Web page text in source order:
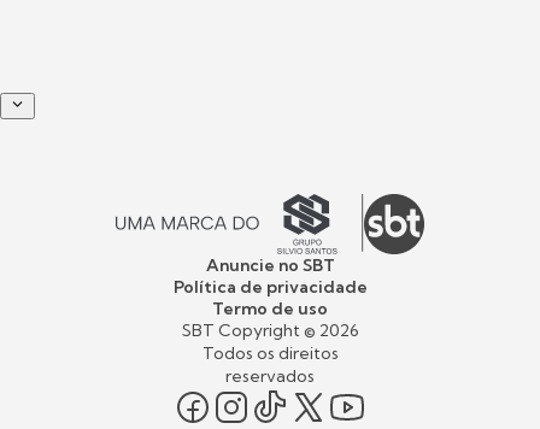
Anuncie no SBT
Política de privacidade
Termo de uso
SBT Copyright © 2026
Todos os direitos
reservados